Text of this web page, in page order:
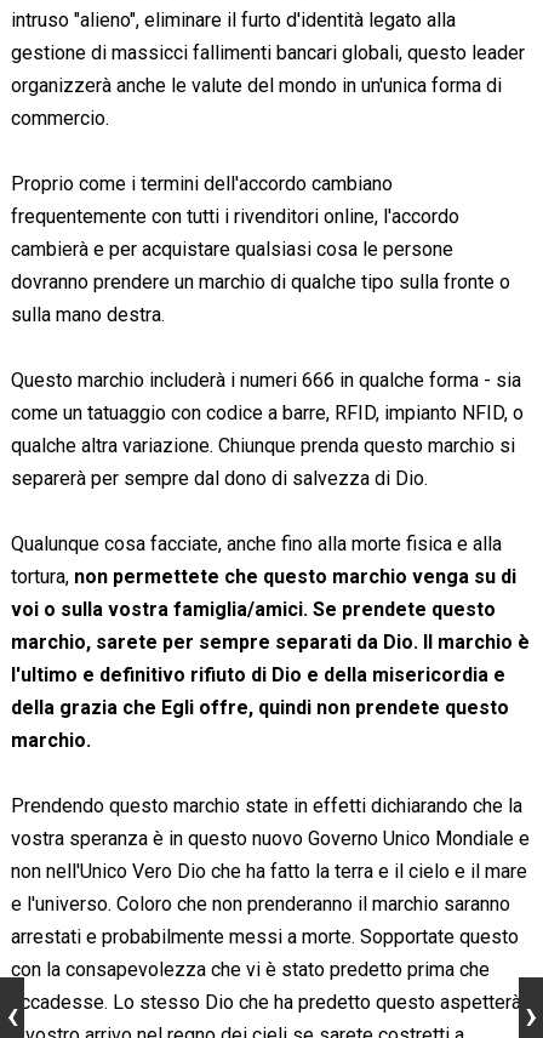
intruso "alieno", eliminare il furto d'identità legato alla
gestione di massicci fallimenti bancari globali, questo leader
organizzerà anche le valute del mondo in un'unica forma di
commercio.
Proprio come i termini dell'accordo cambiano
frequentemente con tutti i rivenditori online, l'accordo
cambierà e per acquistare qualsiasi cosa le persone
dovranno prendere un marchio di qualche tipo sulla fronte o
sulla mano destra.
Questo marchio includerà i numeri 666 in qualche forma - sia
come un tatuaggio con codice a barre, RFID, impianto NFID, o
qualche altra variazione. Chiunque prenda questo marchio si
separerà per sempre dal dono di salvezza di Dio.
Qualunque cosa facciate, anche fino alla morte fisica e alla
tortura, non permettete che questo marchio venga su di
voi o sulla vostra famiglia/amici. Se prendete questo
marchio, sarete per sempre separati da Dio. Il marchio è
l'ultimo e definitivo rifiuto di Dio e della misericordia e
della grazia che Egli offre, quindi non prendete questo
marchio.
Prendendo questo marchio state in effetti dichiarando che la
vostra speranza è in questo nuovo Governo Unico Mondiale e
non nell'Unico Vero Dio che ha fatto la terra e il cielo e il mare
e l'universo. Coloro che non prenderanno il marchio saranno
arrestati e probabilmente messi a morte. Sopportate questo
con la consapevolezza che vi è stato predetto prima che
accadesse. Lo stesso Dio che ha predetto questo aspetterà